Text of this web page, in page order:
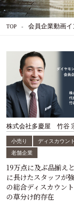
TOP 会員企業動画
株式会社多慶屋 竹谷
小売り
ディスカウン
老舗企業
19万点に及ぶ品揃え
に長けたスタッフが
の総合ディスカウン
の草分け的存在